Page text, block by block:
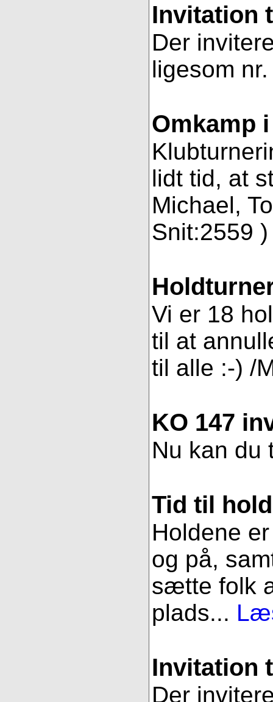
Invitation
Der
ligesom
Omkamp
lidt tid, at
Michael,
Snit:2559
Vi er 18
til at
til alle :-) /
KO 147
Nu kan du
Tid til
Holdene
og på,
sætte folk
plads...
Invitation
Der